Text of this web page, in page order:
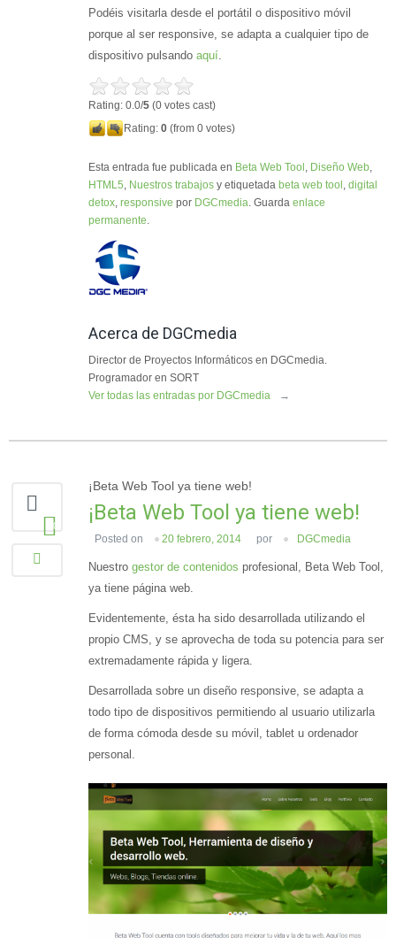
Podéis visitarla desde el portátil o dispositivo móvil
porque al ser responsive, se adapta a cualquier tipo de
dispositivo pulsando aquí.
Rating: 0.0/5 (0 votes cast)
Rating: 0 (from 0 votes)
Esta entrada fue publicada en Beta Web Tool , Diseño Web,
HTML5, Nuestros trabajos y etiquetada beta web tool , digital
detox, responsive por DGCmedia. Guarda enlace
permanente.
Acerca de DGCmedia
Director de Proyectos Informáticos en DGCmedia.
Programador en SORT
Ver todas las entradas por DGCmedia
→
0
¡Beta Web Tool ya tiene web!
¡Beta Web Tool ya tiene web!
Posted on 20 febrero, 2014 por DGCmedia
Nuestro gestor de contenidos profesional, Beta Web Tool,
ya tiene página web.
Evidentemente, ésta ha sido desarrollada utilizando el
propio CMS, y se aprovecha de toda su potencia para ser
extremadamente rápida y ligera.
Desarrollada sobre un diseño responsive, se adapta a
todo tipo de dispositivos permitiendo al usuario utilizarla
de forma cómoda desde su móvil, tablet u ordenador
personal.